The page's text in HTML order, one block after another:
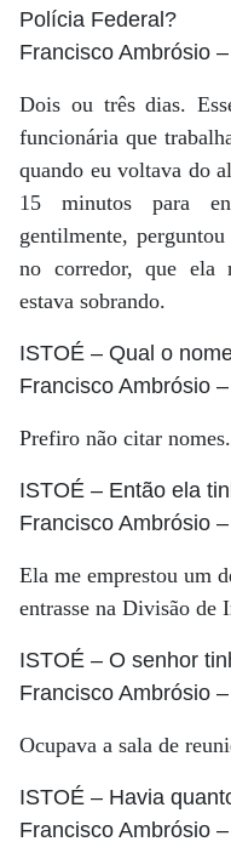
Polícia Federal?
Francisco Ambrósio –
Dois ou três dias.
funcionária que
quando eu voltava do
15 minutos para
gentilmente,
no corredor, que ela
estava sobrando.
ISTOÉ – Qual o
Francisco Ambrósio –
Prefiro não citar
ISTOÉ – Então ela
Francisco Ambrósio –
Ela me emprestou um
entrasse na Divisão de
ISTOÉ – O senhor
Francisco Ambrósio –
Ocupava a sala de
ISTOÉ – Havia
Francisco Ambrósio –